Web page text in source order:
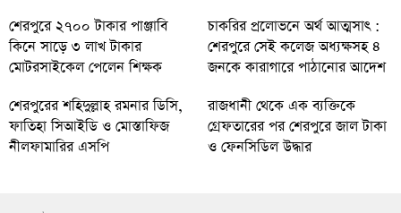
শেরপুরে ২৭০০ টাকার পাঞ্জাবি
কিনে সাড়ে ৩ লাখ টাকার
মোটরসাইকেল পেলেন শিক্ষক
চাকরির প্রলোভনে অর্থ আত্মসাৎ :
শেরপুরে সেই কলেজ অধ্যক্ষসহ ৪
জনকে কারাগারে পাঠানোর আদেশ
শেরপুরের শহিদুল্লাহ রমনার ডিসি,
ফাতিহা সিআইডি ও মোস্তাফিজ
নীলফামারির এসপি
রাজধানী থেকে এক ব্যক্তিকে
গ্রেফতারের পর শেরপুরে জাল টাকা
ও ফেনসিডিল উদ্ধার